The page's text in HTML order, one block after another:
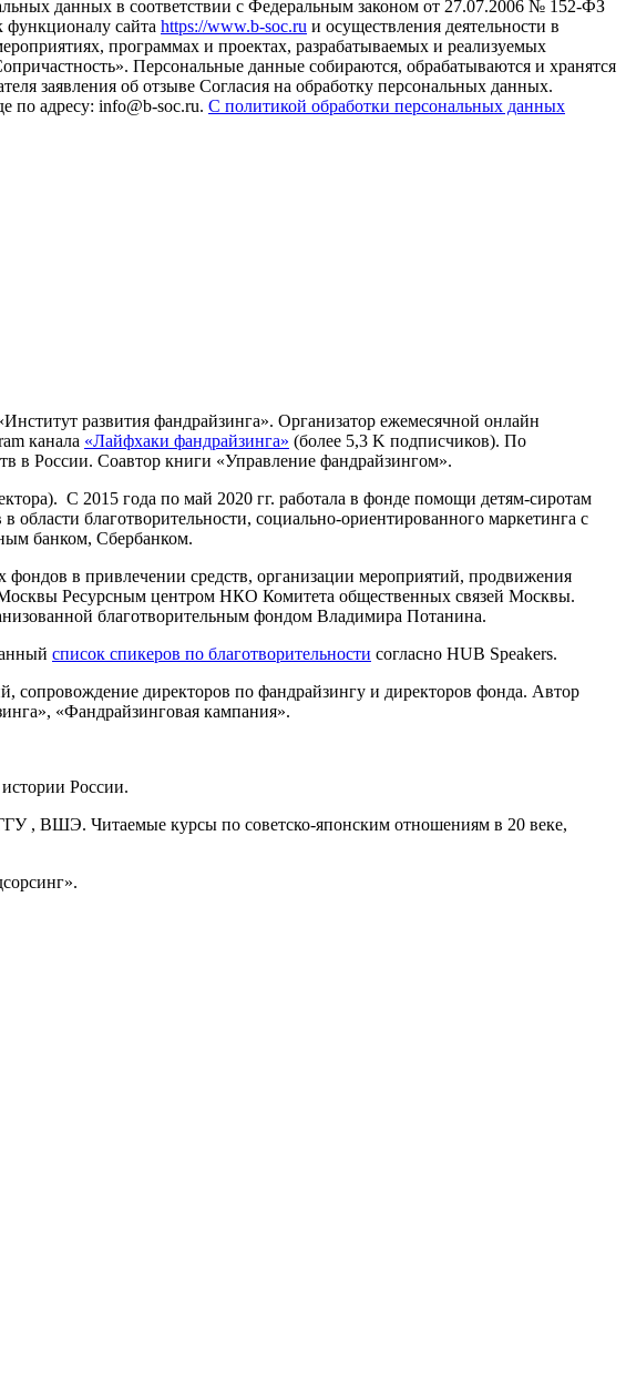
данных в соответствии с Федеральным законом от 27.07.2006 № 152-ФЗ
сайта https://www.b-soc.ru и осуществления деятельности в
программах и проектах, разрабатываемых и реализуемых
Персональные данные собираются, обрабатываются и хранятся
заявления об отзыве Согласия на обработку персональных данных.
по адресу: info@b-soc.ru. С политикой обработки персональных данных
развития фандрайзинга». Организатор ежемесячной онлайн
канала «Лайфхаки фандрайзинга» (более 5,3 K подписчиков). По
в России. Соавтор книги «Управление фандрайзингом».
C 2015 года по май 2020 гг. работала в фонде помощи детям-сиротам
благотворительности, социально-ориентированного маркетинга с
банком, Сбербанком.
в привлечении средств, организации мероприятий, продвижения
Ресурсным центром НКО Комитета общественных связей Москвы.
благотворительным фондом Владимира Потанина.
список спикеров по благотворительности согласно HUB Speakers.
сопровождение директоров по фандрайзингу и директоров фонда. Автор
«Фандрайзинговая кампания».
России.
, ВШЭ. Читаемые курсы по советско-японским отношениям в 20 веке,